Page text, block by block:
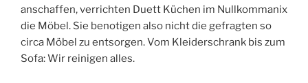
anschaffen, verrichten Duett Küchen im Nullkommanix
die Möbel. Sie benotigen also nicht die gefragten so
circa Möbel zu entsorgen. Vom Kleiderschrank bis zum
Sofa: Wir reinigen alles.